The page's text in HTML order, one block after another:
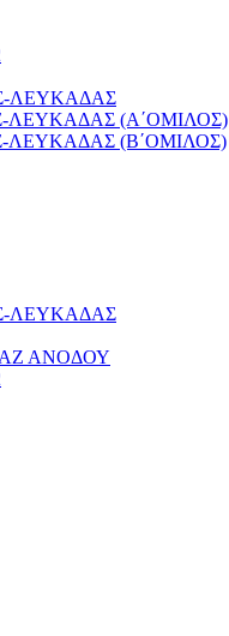
ΛΕΥΚΑΔΑΣ
ΛΕΥΚΑΔΑΣ (Α΄ΟΜΙΛΟΣ)
ΛΕΥΚΑΔΑΣ (Β΄ΟΜΙΛΟΣ)
ΛΕΥΚΑΔΑΣ
ΑΝΟΔΟΥ